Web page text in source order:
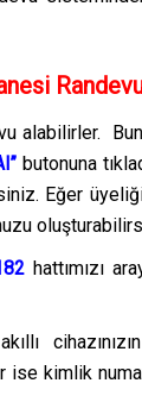
alabilirler.
butonuna
Eğer
hattımızı
ise kimlik